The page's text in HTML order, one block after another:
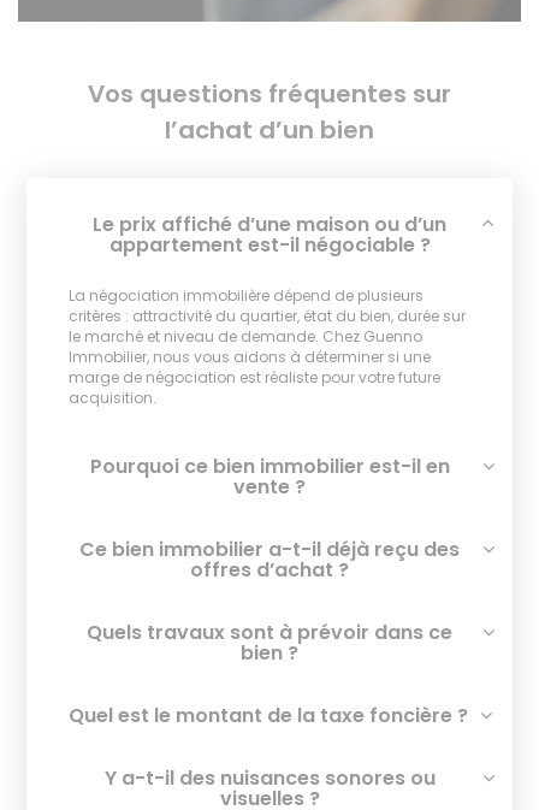
Vos questions fréquentes sur
l’achat d’un bien
Le prix affiché d’une maison ou d’un
appartement est-il négociable ?
La négociation immobilière dépend de plusieurs
critères : attractivité du quartier, état du bien, durée sur
le marché et niveau de demande. Chez Guenno
Immobilier, nous vous aidons à déterminer si une
marge de négociation est réaliste pour votre future
acquisition.
Pourquoi ce bien immobilier est-il en
vente ?
Ce bien immobilier a-t-il déjà reçu des
offres d’achat ?
Quels travaux sont à prévoir dans ce
bien ?
Quel est le montant de la taxe foncière ?
Y a-t-il des nuisances sonores ou
visuelles ?